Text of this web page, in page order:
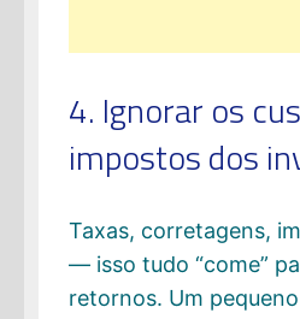
4. Ignorar os
impostos dos
Taxas, corretagens,
— isso tudo “come”
retornos. Um